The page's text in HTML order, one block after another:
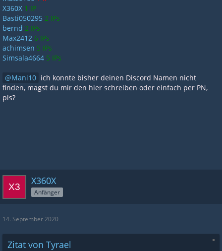
X360X 1 IP
Basti050295 2 IPs
bernd 2 IPs
Max2412 6 IPs
achimsen 5 IPs
Simsala4664 5 IPs
Mani10 ich konnte bisher deinen Discord Namen nicht
finden, magst du mir den hier schreiben oder einfach per PN,
pls?
X360X
Anfänger
14. September 2020
Zitat von Tyrael